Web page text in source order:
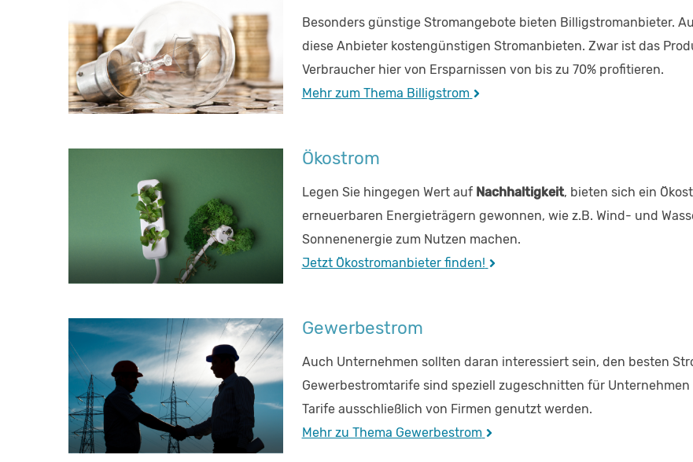
Besonders günstige Stromangebote bieten Billigstromanbieter.
diese Anbieter kostengünstigen Stromanbieten. Zwar ist das
Verbraucher hier von Ersparnissen von bis zu 70% profitieren.
Mehr zum Thema Billigstrom
Ökostrom
Legen Sie hingegen Wert auf Nachhaltigkeit, bieten sich ein
erneuerbaren Energieträgern gewonnen, wie z.B. Wind- und
Sonnenenergie zum Nutzen machen.
Jetzt Ökostromanbieter finden!
Gewerbestrom
Auch Unternehmen sollten daran interessiert sein, den besten
Gewerbestromtarife sind speziell zugeschnitten für
Tarife ausschließlich von Firmen genutzt werden.
Mehr zu Thema Gewerbestrom